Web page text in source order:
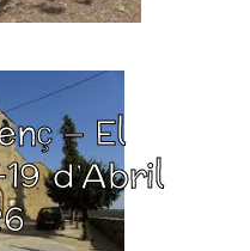
– El
d’Abril